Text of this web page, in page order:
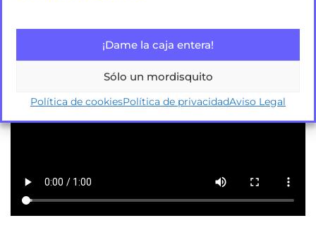
¡Dame la caja entera!
Sólo un mordisquito
Política de cookiesPolítica de privacidadAviso Legal